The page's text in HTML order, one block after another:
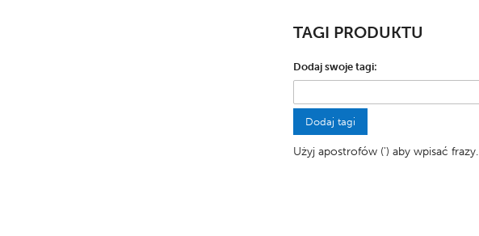
TAGI PRODUKTU
Dodaj swoje tagi:
Dodaj tagi
Użyj apostrofów (') aby wpisać frazy.